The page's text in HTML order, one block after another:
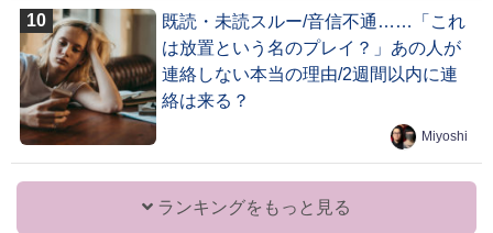
既読・未読スルー/音信不通……「これ
は放置という名のプレイ？」あの人が
連絡しない本当の理由/2週間以内に連
絡は来る？
Miyoshi
ランキングをもっと見る